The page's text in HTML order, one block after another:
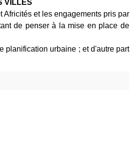
VILLES
et les engagements pris par
de penser à la mise en place de
planification urbaine ; et d'autre part